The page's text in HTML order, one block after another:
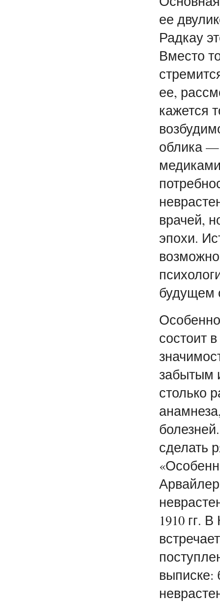
ее
Радкау
Вместо
ее,
кажется
облика —
врачей,
эпохи.
будущем
состоит
забытым
столько
сделать
1910 гг.
выписке: